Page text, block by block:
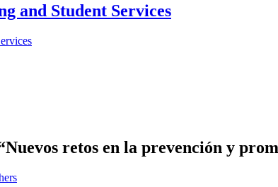
and Student Services
retos en la prevención y